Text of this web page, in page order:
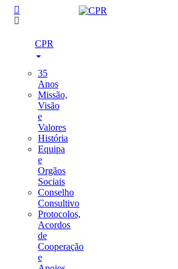
CPR
35
Anos
Missão,
Visão
e
Valores
História
Equipa
e
Orgãos
Sociais
Conselho
Consultivo
Protocolos,
Acordos
de
Cooperação
e